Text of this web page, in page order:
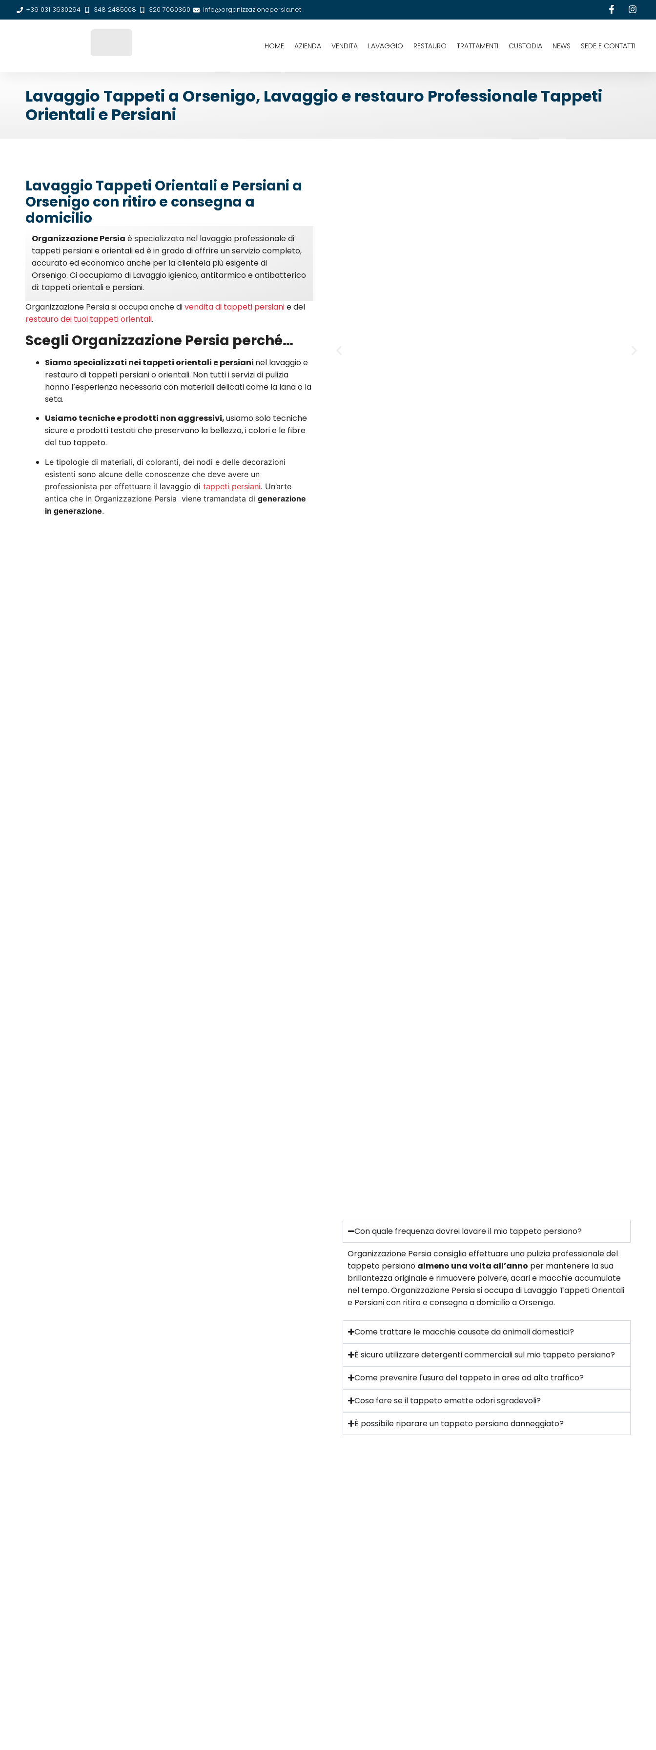
+39 031 3630294 348 2485008 320 7060360 info@organizzazionepersia.net
HOME AZIENDA VENDITA LAVAGGIO RESTAURO TRATTAMENTI CUSTODIA NEWS SEDE E CONTATTI
Lavaggio Tappeti a Orsenigo, Lavaggio e restauro Professionale Tappeti
Orientali e Persiani
Lavaggio Tappeti Orientali e Persiani a
Orsenigo con ritiro e consegna a
domicilio
Organizzazione Persia è specializzata nel lavaggio professionale di
tappeti persiani e orientali ed è in grado di offrire un servizio completo,
accurato ed economico anche per la clientela più esigente di
Orsenigo. Ci occupiamo di Lavaggio igienico, antitarmico e antibatterico
di: tappeti orientali e persiani.
Organizzazione Persia si occupa anche divendita di tappeti persianie del
restauro dei tuoi tappeti orientali.
Scegli Organizzazione Persia perché…
Siamo specializzati nei tappeti orientali e persiani nel lavaggio e
restauro di tappeti persiani o orientali. Non tutti i servizi di pulizia
hanno l’esperienza necessaria con materiali delicati come la lana o la
seta.
Usiamo tecniche e prodotti non aggressivi,usiamo solo tecniche
sicure e prodotti testati che preservano la bellezza, i colori e le fibre
del tuo tappeto.
Le tipologie di materiali, di coloranti, dei nodi e delle decorazioni
esistenti sono alcune delle conoscenze che deve avere un
professionista per effettuare il lavaggio di tappeti persiani. Un’arte
antica che in Organizzazione Persia viene tramandata di generazione
in generazione.
Con quale frequenza dovrei lavare il mio tappeto persiano?
Organizzazione Persia consiglia effettuare una pulizia professionale del
tappeto persiano almeno una volta all’anno per mantenere la sua
brillantezza originale e rimuovere polvere, acari e macchie accumulate
nel tempo. Organizzazione Persia si occupa di Lavaggio Tappeti Orientali
e Persiani con ritiro e consegna a domicilio a Orsenigo.
Come trattare le macchie causate da animali domestici?
È sicuro utilizzare detergenti commerciali sul mio tappeto persiano?
Come prevenire l'usura del tappeto in aree ad alto traffico?
Cosa fare se il tappeto emette odori sgradevoli?
È possibile riparare un tappeto persiano danneggiato?